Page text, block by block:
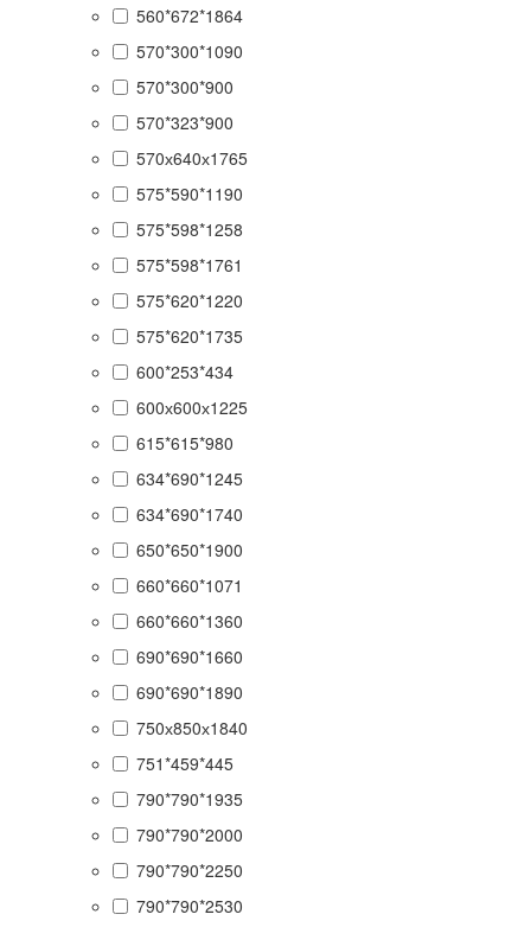
560*672*1864
570*300*1090
570*300*900
570*323*900
570х640х1765
575*590*1190
575*598*1258
575*598*1761
575*620*1220
575*620*1735
600*253*434
600х600х1225
615*615*980
634*690*1245
634*690*1740
650*650*1900
660*660*1071
660*660*1360
690*690*1660
690*690*1890
750х850х1840
751*459*445
790*790*1935
790*790*2000
790*790*2250
790*790*2530